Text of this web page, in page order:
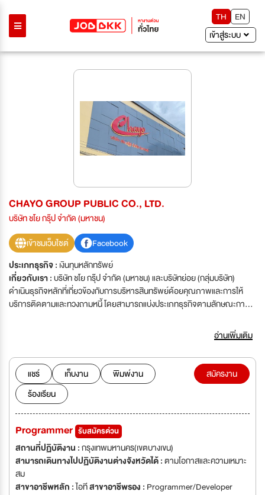
TH
EN
เข้าสู่ระบบ
CHAYO GROUP PUBLIC CO., LTD.
บริษัท ชโย กรุ๊ป จำกัด (มหาชน)
เข้าชมเว็บไซต์
Facebook
ประเภทธุรกิจ : เงินทุนหลักทรัพย์
เกี่ยวกับเรา :บริษัท ชโย กรุ๊ป จำกัด (มหาชน) และบริษัทย่อย (กลุ่มบริษัท)
ดำเนินธุรกิจหลักที่เกี่ยวข้องกับการบริหารสินทรัพย์ด้อยคุณภาพและการให้
บริการติดตามและทวงถามหนี้ โดยสามารถแบ่งประเภทธุรกิจตามลักษณะการ
ด้อยคุณภาพ ธุรกิจให้บริการเจรจาติดตามทวงถามและเร่งรัดหนี้ ธุรกิจศูนย์
บริการข้อมูลลูกค้า ธุรกิจปล่อยสินเชื่อ และธุรกิจการขายสินค้าผ่านช่องทางดิ
จิตัลและศูนย์บริการข้อมูลลูกค้า โดยบริษัทได้ดำเนินธุรกิจให้บริการเจรจา
ติดตามทวงถามและเร่งรัดหนี้มาเป็นระยะเวลากว่า 20 พ.ศ. ก่อนที่จะขยายธุรกิจ
โดยเน้นการลงทุนและบริหารสินทรัพย์ด้อยคุณภาพในพ.ศ. 2557 ต่อมา
ในพ.ศ. 2559 บริษัทได้จัดตั้งธุรกิจศูนย์บริการข้อมูลลูกค้าเพิ่มเติมเพื่อขยาย
ขอบเขตการให้บริการให้ครอบคลุมความต้องการของลูกค้าที่บริษัทให้บริการ
เจรจาติดตามทวงถามและเร่งรัดหนี้
อ่านเพิ่มเติม
แชร์ เก็บงาน
พิมพ์งาน
ร้องเรียน
สมัครงาน
Programmer รับสมัครด่วน
สถานที่ปฏิบัติงาน :กรุงเทพมหานคร(เขตบางเขน)
สามารถเดินทางไปปฏิบัติงานต่างจังหวัดได้ :ตามโอกาสและความเหมาะ
สม
สาขาอาชีพหลัก :ไอทีสาขาอาชีพรอง : Programmer/Developer